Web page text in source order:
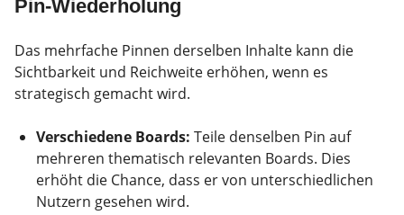
Pin-Wiederholung
Das mehrfache Pinnen derselben Inhalte kann die
Sichtbarkeit und Reichweite erhöhen, wenn es
strategisch gemacht wird.
Verschiedene Boards: Teile denselben Pin auf
mehreren thematisch relevanten Boards. Dies
erhöht die Chance, dass er von unterschiedlichen
Nutzern gesehen wird.